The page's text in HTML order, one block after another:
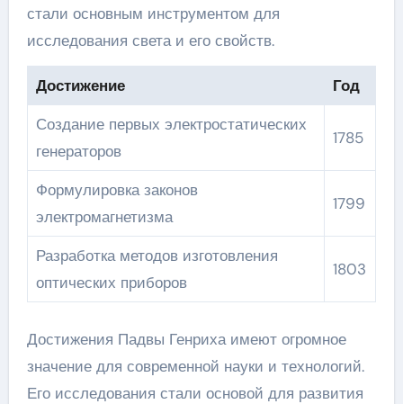
стали основным инструментом для
исследования света и его свойств.
Достижение
Год
Создание первых электростатических
генераторов
1785
Формулировка законов
электромагнетизма
1799
Разработка методов изготовления
оптических приборов
1803
Достижения Падвы Генриха имеют огромное
значение для современной науки и технологий.
Его исследования стали основой для развития